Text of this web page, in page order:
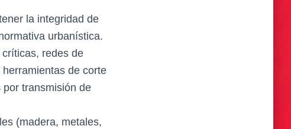
la integridad de
urbanística.
redes de
de corte
transmisión de
(madera, metales,